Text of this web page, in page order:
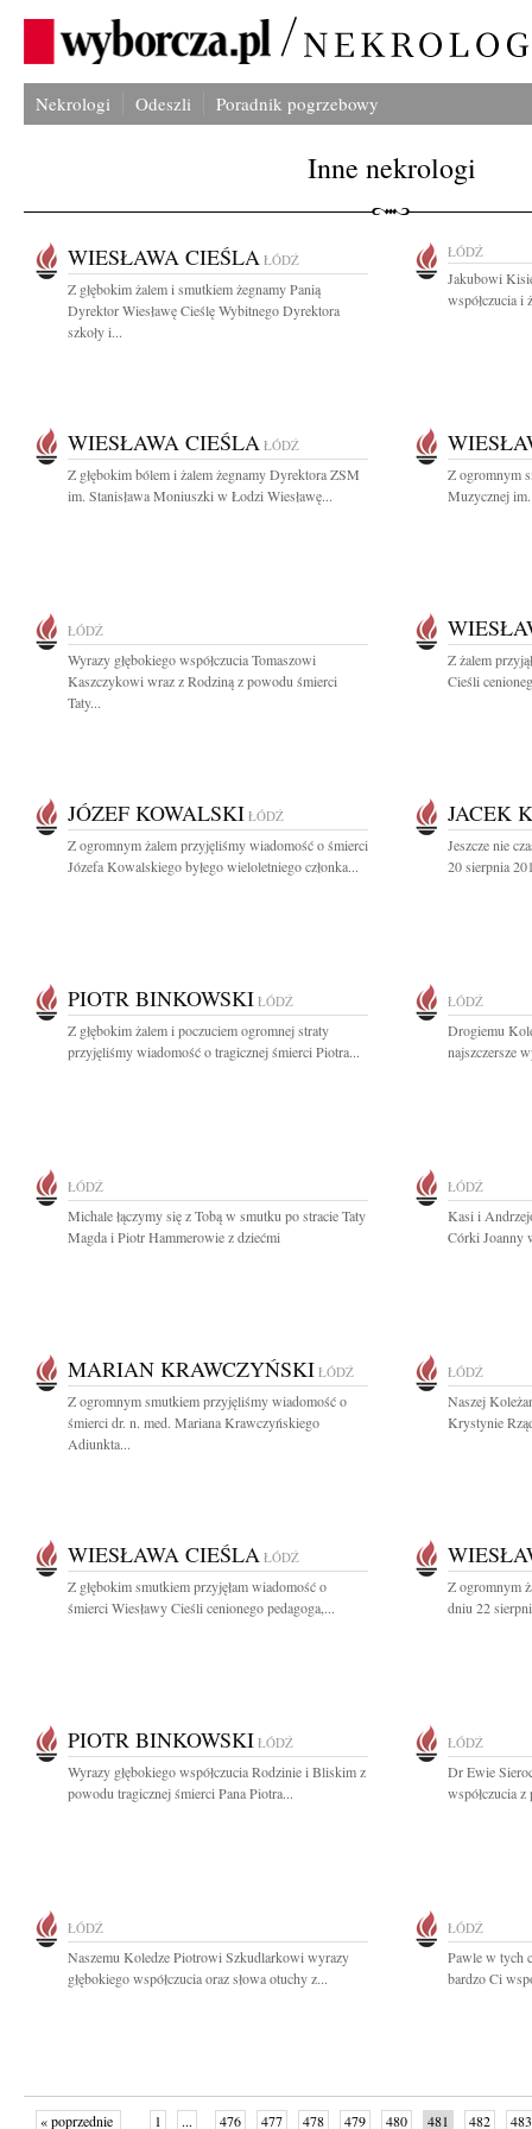
Nekrologi Odeszli Poradnik pogrzebowy
Inne nekrologi
WIESŁAWA CIEŚLA ŁÓDŹ
Z głębokim żalem i smutkiem żegnamy Panią
Dyrektor Wiesławę Cieślę Wybitnego Dyrektora
szkoły i...
ŁÓDŹ
Jakubowi
współczucia i
WIESŁAWA CIEŚLA ŁÓDŹ
Z głębokim bólem i żalem żegnamy Dyrektora ZSM
im. Stanisława Moniuszki w Łodzi Wiesławę...
Z ogromnym
Muzycznej
ŁÓDŹ
Wyrazy głębokiego współczucia Tomaszowi
Kaszczykowi wraz z Rodziną z powodu śmierci
Taty...
Z żalem
Cieśli
JÓZEF KOWALSKI ŁÓDŹ
Z ogromnym żalem przyjęliśmy wiadomość o śmierci
Józefa Kowalskiego byłego wieloletniego członka...
JACEK
Jeszcze nie
20 sierpnia
PIOTR BINKOWSKI ŁÓDŹ
Z głębokim żalem i poczuciem ogromnej straty
przyjęliśmy wiadomość o tragicznej śmierci Piotra...
ŁÓDŹ
Drogiemu
najszczersze
ŁÓDŹ
Michale łączymy się z Tobą w smutku po stracie Taty
Magda i Piotr Hammerowie z dziećmi
ŁÓDŹ
Kasi i
Córki Joanny
MARIAN KRAWCZYŃSKI ŁÓDŹ
Z ogromnym smutkiem przyjęliśmy wiadomość o
śmierci dr. n. med. Mariana Krawczyńskiego
Adiunkta...
ŁÓDŹ
Naszej
Krystynie
WIESŁAWA CIEŚLA ŁÓDŹ
Z głębokim smutkiem przyjęłam wiadomość o
śmierci Wiesławy Cieśli cenionego pedagoga,...
Z ogromnym
dniu 22
PIOTR BINKOWSKI ŁÓDŹ
Wyrazy głębokiego współczucia Rodzinie i Bliskim z
powodu tragicznej śmierci Pana Piotra...
ŁÓDŹ
Dr Ewie
współczucia
ŁÓDŹ
Naszemu Koledze Piotrowi Szkudlarkowi wyrazy
głębokiego współczucia oraz słowa otuchy z...
ŁÓDŹ
Pawle w tych
bardzo Ci
« poprzednie 1 ... 476 477 478 479 480 481 482 483